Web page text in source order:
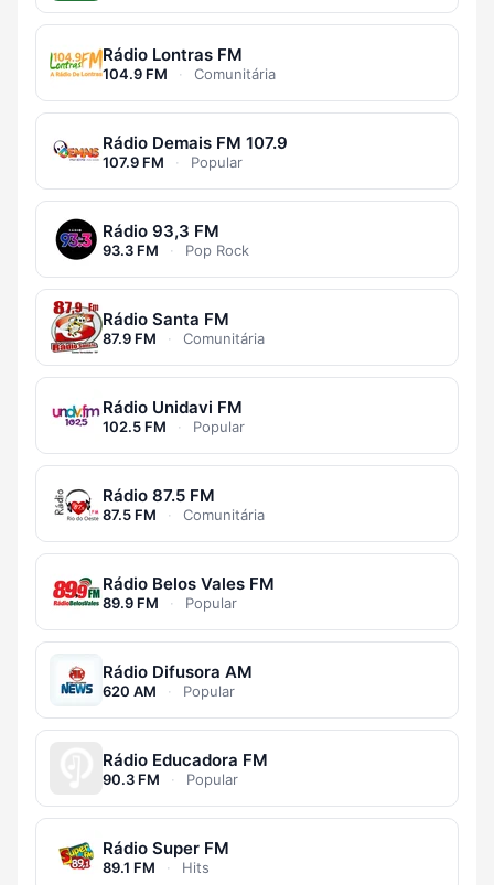
Rádio Lontras FM
104.9 FM · Comunitária
Rádio Demais FM 107.9
107.9 FM · Popular
Rádio 93,3 FM
93.3 FM · Pop Rock
Rádio Santa FM
87.9 FM · Comunitária
Rádio Unidavi FM
102.5 FM · Popular
Rádio 87.5 FM
87.5 FM · Comunitária
Rádio Belos Vales FM
89.9 FM · Popular
Rádio Difusora AM
620 AM · Popular
Rádio Educadora FM
90.3 FM · Popular
Rádio Super FM
89.1 FM · Hits